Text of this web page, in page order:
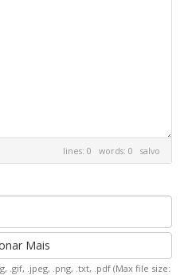
lines: 0 words: 0 salvo
Mais
.gif, .jpeg, .png, .txt, .pdf (Max file size: